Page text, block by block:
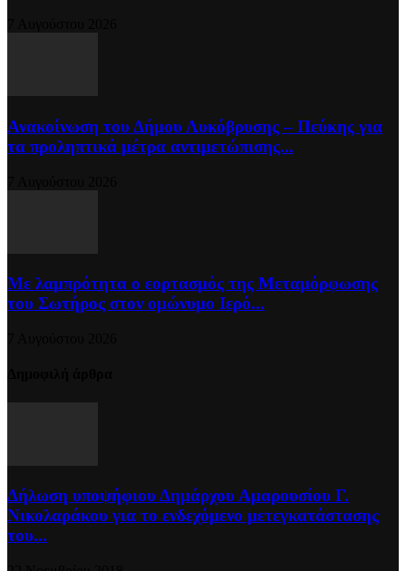
Ανακοίνωση του Δήμου Λυκόβρυσης – Πεύκης για
τα προληπτικά μέτρα αντιμετώπισης...
Με λαμπρότητα ο εορτασμός της Μεταμόρφωσης
του Σωτήρος στον ομώνυμο Ιερό...
Δήλωση υποψήφιου Δημάρχου Αμαρουσίου Γ.
Νικολαράκου για το ενδεχόμενο μετεγκατάστασης
του...